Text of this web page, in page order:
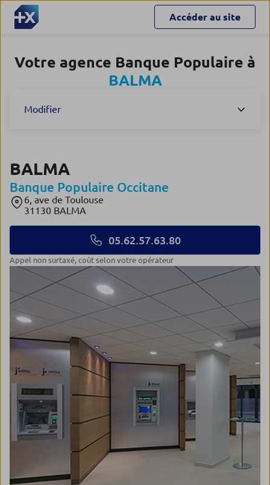
Accéder au site
Votre agence Banque Populaire à
BALMA
Modifier
BALMA
Banque Populaire Occitane
6, ave de Toulouse
31130 BALMA
05.62.57.63.80
Appel non surtaxé, coût selon votre opérateur